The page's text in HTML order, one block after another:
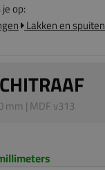
op:
Lakken en spuiten
mm | MDF v313